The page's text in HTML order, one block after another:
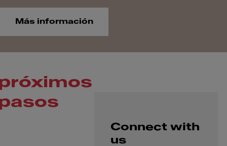
Más información
Connect with
us